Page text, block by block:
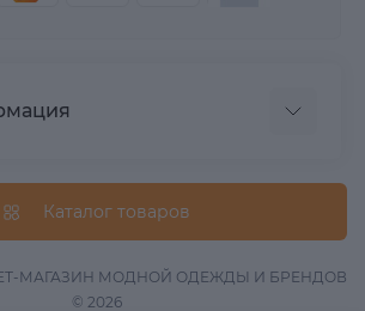
доставке
Каталог товаров
МАГАЗИН МОДНОЙ ОДЕЖДЫ И БРЕНДОВ
© 2026